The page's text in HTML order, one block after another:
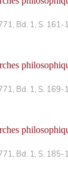
Bd. 1, S. 161-
Bd. 1, S. 169-
Bd. 1, S. 185-